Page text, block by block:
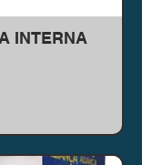
INTERNA